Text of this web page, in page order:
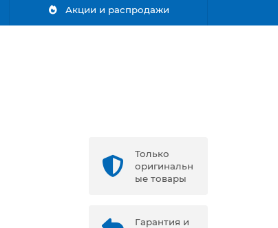
Акции и распродажи
Только
оригинальн
ые товары
Гарантия и